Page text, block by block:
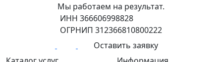
Мы работаем на результат.
ИНН 366606998828
ОГРНИП 312366810800222
Оставить заявку